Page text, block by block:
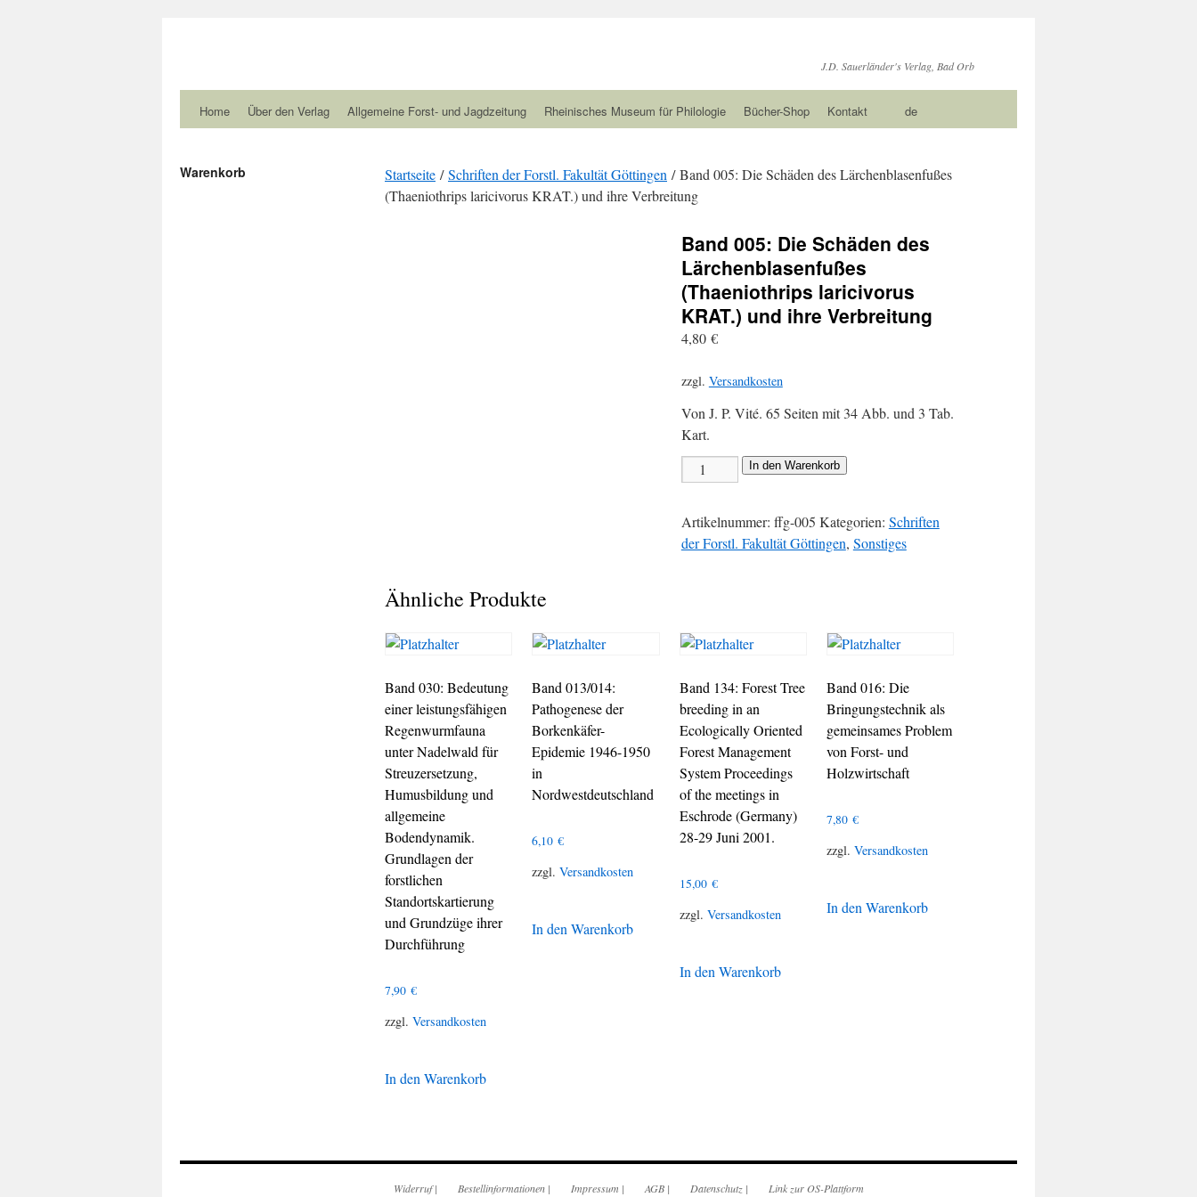
J.D. Sauerländer's Verlag, Bad Orb
Home Über den Verlag Allgemeine Forst- und Jagdzeitung Rheinisches Museum für Philologie Bücher-Shop Kontakt de
Startseite /Schriften der Forstl. Fakultät Göttingen / Band 005: Die Schäden des Lärchenblasenfußes
(Thaeniothrips laricivorus KRAT.) und ihre Verbreitung
Band 005: Die Schäden des
Lärchenblasenfußes
(Thaeniothrips laricivorus
KRAT.) und ihre Verbreitung
4,80 €
zzgl. Versandkosten
Von J. P. Vité. 65 Seiten mit 34 Abb. und 3 Tab.
Kart.
In den Warenkorb
Artikelnummer: ffg-005 Kategorien: Schriften
der Forstl. Fakultät Göttingen, Sonstiges
Ähnliche Produkte
Band 030: Bedeutung
einer leistungsfähigen
Regenwurmfauna
unter Nadelwald für
Streuzersetzung,
Humusbildung und
allgemeine
Bodendynamik.
Grundlagen der
forstlichen
Standortskartierung
und Grundzüge ihrer
Durchführung
7,90 €
zzgl. Versandkosten
In den Warenkorb
Band 013/014:
Pathogenese der
Borkenkäfer-
Epidemie 1946-1950
in
Nordwestdeutschland
6,10€
zzgl.Versandkosten
In den Warenkorb
Band 134: Forest Tree
breeding in an
Ecologically Oriented
Forest Management
System Proceedings
of the meetings in
Eschrode (Germany)
28-29 Juni 2001.
15,00 €
zzgl. Versandkosten
In den Warenkorb
Band 016: Die
Bringungstechnik als
gemeinsames Problem
von Forst- und
Holzwirtschaft
7,80€
zzgl.Versandkosten
In den Warenkorb
Warenkorb
Widerruf| Bestellinformationen | Impressum | AGB | Datenschutz | Link zur OS-Plattform